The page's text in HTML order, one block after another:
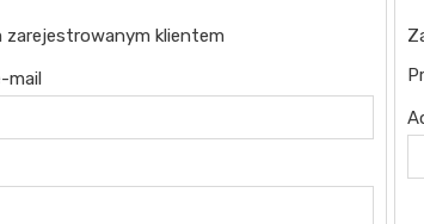
zarejestrowanym klientem
mail